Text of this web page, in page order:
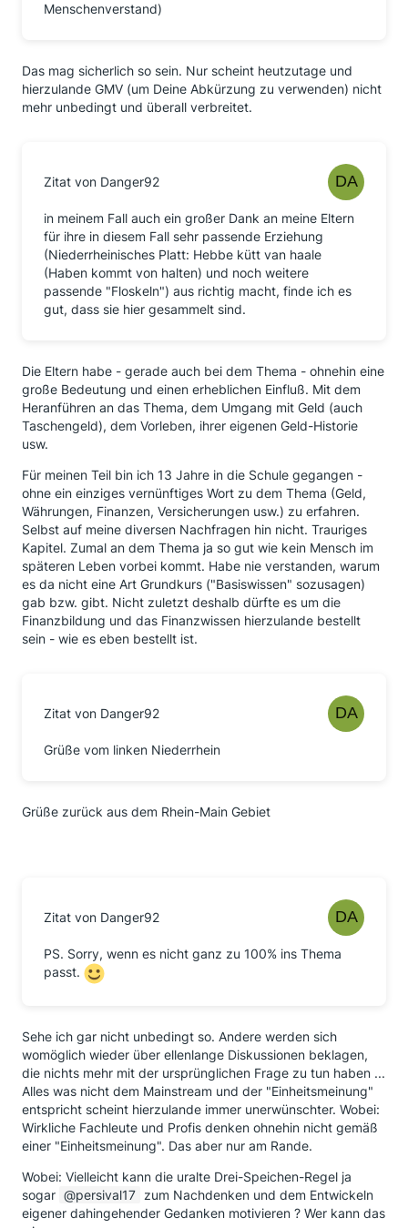
Menschenverstand)
Das mag sicherlich so sein. Nur scheint heutzutage und
hierzulande GMV (um Deine Abkürzung zu verwenden) nicht
mehr unbedingt und überall verbreitet.
Zitat von Danger92
in meinem Fall auch ein großer Dank an meine Eltern
für ihre in diesem Fall sehr passende Erziehung
(Niederrheinisches Platt: Hebbe kütt van haale
(Haben kommt von halten) und noch weitere
passende "Floskeln") aus richtig macht, finde ich es
gut, dass sie hier gesammelt sind.
Die Eltern habe - gerade auch bei dem Thema - ohnehin eine
große Bedeutung und einen erheblichen Einfluß. Mit dem
Heranführen an das Thema, dem Umgang mit Geld (auch
Taschengeld), dem Vorleben, ihrer eigenen Geld-Historie
usw.
Für meinen Teil bin ich 13 Jahre in die Schule gegangen -
ohne ein einziges vernünftiges Wort zu dem Thema (Geld,
Währungen, Finanzen, Versicherungen usw.) zu erfahren.
Selbst auf meine diversen Nachfragen hin nicht. Trauriges
Kapitel. Zumal an dem Thema ja so gut wie kein Mensch im
späteren Leben vorbei kommt. Habe nie verstanden, warum
es da nicht eine Art Grundkurs ("Basiswissen" sozusagen)
gab bzw. gibt. Nicht zuletzt deshalb dürfte es um die
Finanzbildung und das Finanzwissen hierzulande bestellt
sein - wie es eben bestellt ist.
Zitat von Danger92
Grüße vom linken Niederrhein
Grüße zurück aus dem Rhein-Main Gebiet
Zitat von Danger92
PS. Sorry, wenn es nicht ganz zu 100% ins Thema
passt.
Sehe ich gar nicht unbedingt so. Andere werden sich
womöglich wieder über ellenlange Diskussionen beklagen,
die nichts mehr mit der ursprünglichen Frage zu tun haben ...
Alles was nicht dem Mainstream und der "Einheitsmeinung"
entspricht scheint hierzulande immer unerwünschter. Wobei:
Wirkliche Fachleute und Profis denken ohnehin nicht gemäß
einer "Einheitsmeinung". Das aber nur am Rande.
Wobei: Vielleicht kann die uralte Drei-Speichen-Regel ja
sogar
persival17 zum Nachdenken und dem Entwickeln
eigener dahingehender Gedanken motivieren ? Wer kann das